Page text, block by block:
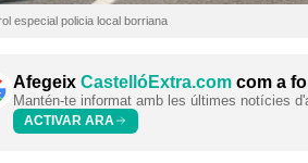
especial policia local borriana
Afegeix CastellóExtra.com com a
Mantén-te informat amb les últimes notícies
ACTIVAR ARA